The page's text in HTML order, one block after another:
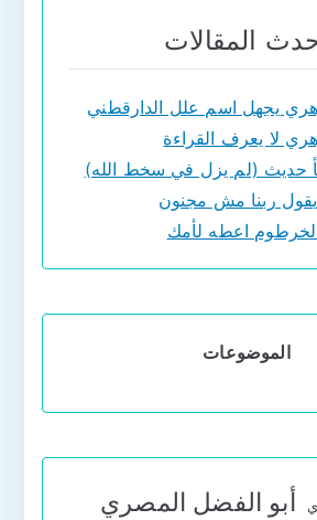
المقالات
يجهل اسم علل الدارقطني
لا يعرف القراءة
(لم يزل في سخط الله)
ربنا مش مجنون
الخرطوم اعطه لأمك
الموضوعات
أبو الفضل المصري